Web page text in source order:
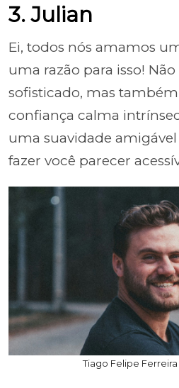
3. Julian
Ei, todos nós amamos
uma razão para isso!
sofisticado, mas
confiança calma
uma suavidade
fazer você parecer
Tiago Felipe Ferreira